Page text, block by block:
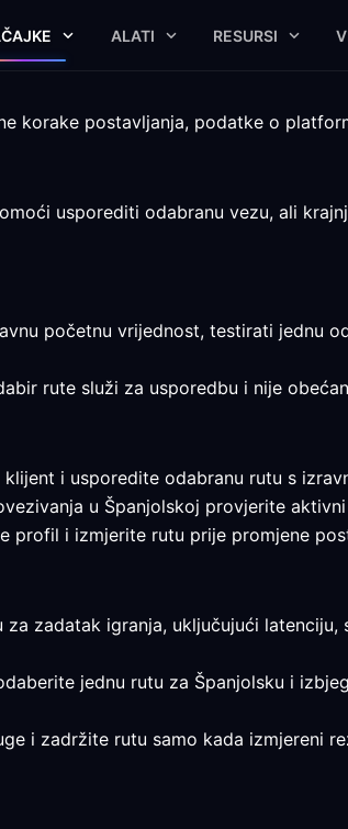
ALATI RESURSI
korake postavljanja, podatke o
usporediti odabranu vezu, ali
početnu vrijednost, testirati jednu
rute služi za usporedbu i nije
i usporedite odabranu rutu s
u Španjolskoj provjerite
profil i izmjerite rutu prije promjene
za zadatak igranja, uključujući
jednu rutu za Španjolsku i
i zadržite rutu samo kada izmjereni